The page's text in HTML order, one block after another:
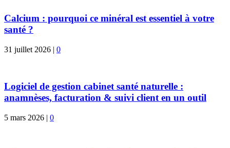
Calcium : pourquoi ce minéral est essentiel à votre
santé ?
31 juillet 2026 | 0
Logiciel de gestion cabinet santé naturelle :
anamnèses, facturation & suivi client en un outil
5 mars 2026 | 0